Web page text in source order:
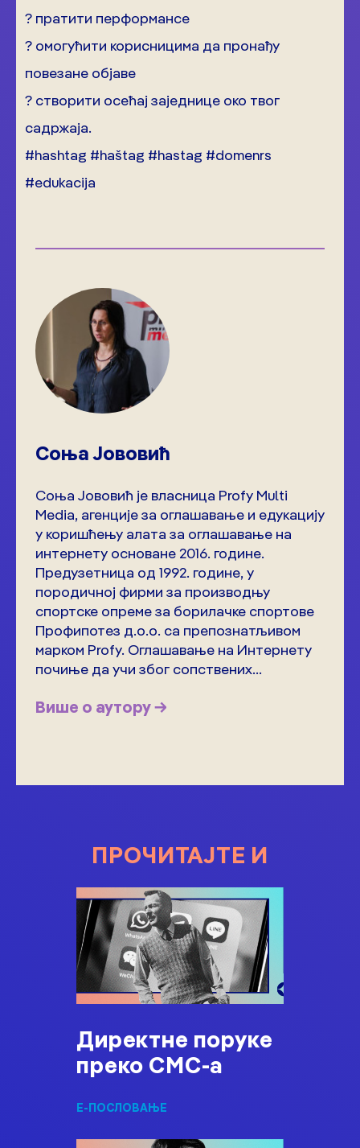
? пратити перформансе
? омогућити корисницима да пронађу
повезане објаве
? створити осећај заједнице око твог
садржаја.
#hashtag #haštag #hastag #domenrs
#edukacija
Соња Јововић
Соња Јововић је власница Profy Multi
Меdia, агенције за оглашавање и едукацију
у коришћењу алата за оглашавање на
интернету основане 2016. године.
Предузетница од 1992. године, у
породичној фирми за производњу
спортске опреме за борилачке спортове
Профипотез д.о.о. са препознатљивом
марком Profy. Оглашавање на Интернету
почиње да учи због сопствених...
Више о аутору →
ПРОЧИТАЈТЕ И
Директне поруке
преко СМС-а
Е-ПОСЛОВАЊЕ